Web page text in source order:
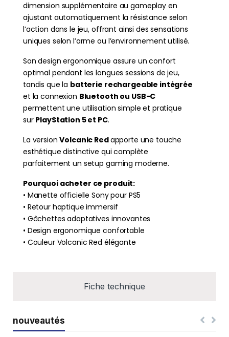
Fiche technique
dimension supplémentaire au gameplay en
ajustant automatiquement la résistance selon
l’action dans le jeu, offrant ainsi des sensations
uniques selon l’arme ou l’environnement utilisé.
Son design ergonomique assure un confort
optimal pendant les longues sessions de jeu,
tandis que la batterie rechargeable intégrée
et la connexion Bluetooth ou USB-C
permettent une utilisation simple et pratique
sur PlayStation 5 et PC.
La versionVolcanic Redapporte une touche
esthétique distinctive qui complète
parfaitement un setup gaming moderne.
Pourquoi acheter ce produit:
• Manette officielle Sony pour PS5
• Retour haptique immersif
• Gâchettes adaptatives innovantes
• Design ergonomique confortable
• Couleur Volcanic Red élégante
nouveautés